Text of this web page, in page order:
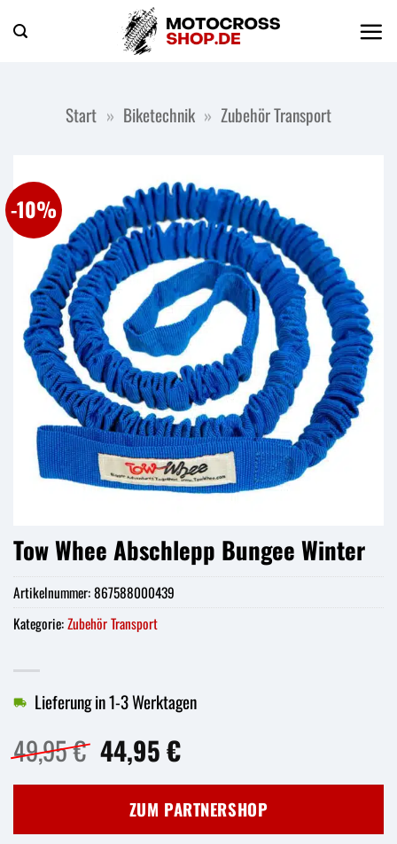
Inhalt
Start » Biketechnik » Zubehör Transport
-10%
Tow Whee Abschlepp Bungee Winter
49,95€ Ursprünglicher
Preis
war:
49,95 €
44,95€Aktueller
ist:
44,95 €.
Lieferung in 1-3 Werktagen
ZUM PARTNERSHOP
Artikelnummer:867588000439
Kategorie:Zubehör Transport